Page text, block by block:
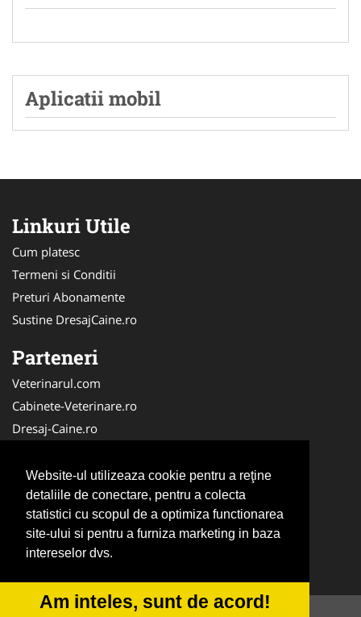
Website-ul utilizeaza cookie pentru a reţine
detaliile de conectare, pentru a colecta
statistici cu scopul de a optimiza functionarea
site-ului si pentru a furniza marketing in baza
intereselor dvs.
Am inteles, sunt de acord!
Aplicatii mobil
Linkuri Utile
Cum platesc
Termeni si Conditii
Preturi Abonamente
Sustine DresajCaine.ro
Parteneri
Veterinarul.com
Cabinete-Veterinare.ro
Dresaj-Caine.ro
Medic-Bun.com
SalonFrizerieCanina.com
DresajCaine.ro
NonStopDeschis.ro